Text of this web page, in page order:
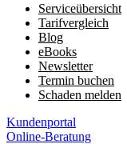
Serviceübersicht
Tarifvergleich
Blog
eBooks
Newsletter
Termin buchen
Schaden melden
Kundenportal
Online-Beratung